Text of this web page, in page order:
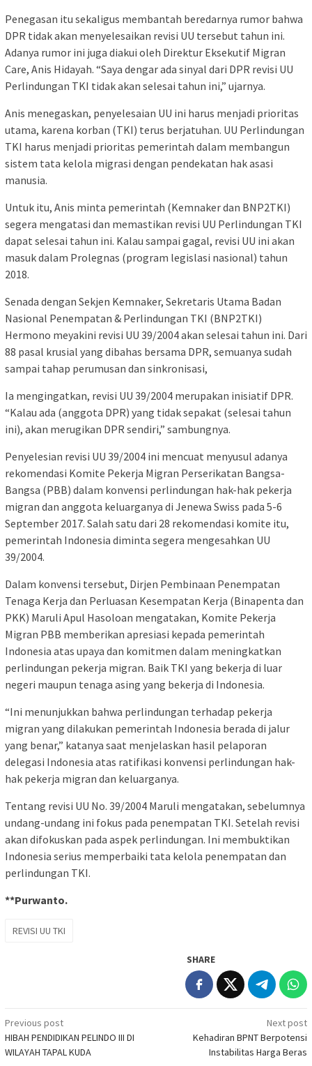
Penegasan itu sekaligus membantah beredarnya rumor bahwa
DPR tidak akan menyelesaikan revisi UU tersebut tahun ini.
Adanya rumor ini juga diakui oleh Direktur Eksekutif Migran
Care, Anis Hidayah. “Saya dengar ada sinyal dari DPR revisi UU
Perlindungan TKI tidak akan selesai tahun ini,” ujarnya.
Anis menegaskan, penyelesaian UU ini harus menjadi prioritas
utama, karena korban (TKI) terus berjatuhan. UU Perlindungan
TKI harus menjadi prioritas pemerintah dalam membangun
sistem tata kelola migrasi dengan pendekatan hak asasi
manusia.
Untuk itu, Anis minta pemerintah (Kemnaker dan BNP2TKI)
segera mengatasi dan memastikan revisi UU Perlindungan TKI
dapat selesai tahun ini. Kalau sampai gagal, revisi UU ini akan
masuk dalam Prolegnas (program legislasi nasional) tahun
2018.
Senada dengan Sekjen Kemnaker, Sekretaris Utama Badan
Nasional Penempatan & Perlindungan TKI (BNP2TKI)
Hermono meyakini revisi UU 39/2004 akan selesai tahun ini. Dari
88 pasal krusial yang dibahas bersama DPR, semuanya sudah
sampai tahap perumusan dan sinkronisasi,
Ia mengingatkan, revisi UU 39/2004 merupakan inisiatif DPR.
“Kalau ada (anggota DPR) yang tidak sepakat (selesai tahun
ini), akan merugikan DPR sendiri,” sambungnya.
Penyelesian revisi UU 39/2004 ini mencuat menyusul adanya
rekomendasi Komite Pekerja Migran Perserikatan Bangsa-
Bangsa (PBB) dalam konvensi perlindungan hak-hak pekerja
migran dan anggota keluarganya di Jenewa Swiss pada 5-6
September 2017. Salah satu dari 28 rekomendasi komite itu,
pemerintah Indonesia diminta segera mengesahkan UU
39/2004.
Dalam konvensi tersebut, Dirjen Pembinaan Penempatan
Tenaga Kerja dan Perluasan Kesempatan Kerja (Binapenta dan
PKK) Maruli Apul Hasoloan mengatakan, Komite Pekerja
Migran PBB memberikan apresiasi kepada pemerintah
Indonesia atas upaya dan komitmen dalam meningkatkan
perlindungan pekerja migran. Baik TKI yang bekerja di luar
negeri maupun tenaga asing yang bekerja di Indonesia.
“Ini menunjukkan bahwa perlindungan terhadap pekerja
migran yang dilakukan pemerintah Indonesia berada di jalur
yang benar,” katanya saat menjelaskan hasil pelaporan
delegasi Indonesia atas ratifikasi konvensi perlindungan hak-
hak pekerja migran dan keluarganya.
Tentang revisi UU No. 39/2004 Maruli mengatakan, sebelumnya
undang-undang ini fokus pada penempatan TKI. Setelah revisi
akan difokuskan pada aspek perlindungan. Ini membuktikan
Indonesia serius memperbaiki tata kelola penempatan dan
perlindungan TKI.
**Purwanto.
REVISI UU TKI
SHARE
Post
navigation
Previous post
HIBAH PENDIDIKAN PELINDO III DI
WILAYAH TAPAL KUDA
Next post
Kehadiran BPNT Berpotensi
Instabilitas Harga Beras